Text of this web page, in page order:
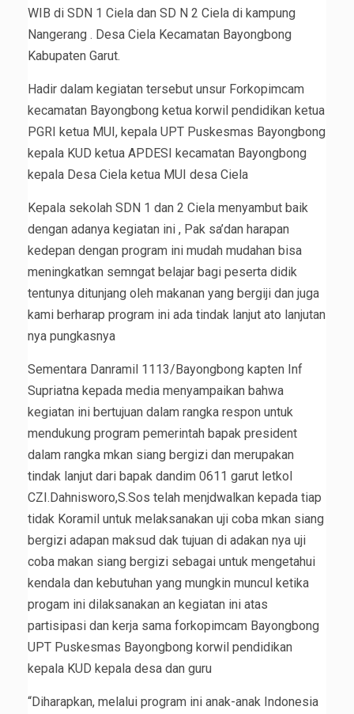
WIB di SDN 1 Ciela dan SD N 2 Ciela di kampung
Nangerang . Desa Ciela Kecamatan Bayongbong
Kabupaten Garut.
Hadir dalam kegiatan tersebut unsur Forkopimcam
kecamatan Bayongbong ketua korwil pendidikan ketua
PGRI ketua MUI, kepala UPT Puskesmas Bayongbong
kepala KUD ketua APDESI kecamatan Bayongbong
kepala Desa Ciela ketua MUI desa Ciela
Kepala sekolah SDN 1 dan 2 Ciela menyambut baik
dengan adanya kegiatan ini , Pak sa’dan harapan
kedepan dengan program ini mudah mudahan bisa
meningkatkan semngat belajar bagi peserta didik
tentunya ditunjang oleh makanan yang bergiji dan juga
kami berharap program ini ada tindak lanjut ato lanjutan
nya pungkasnya
Sementara Danramil 1113/Bayongbong kapten Inf
Supriatna kepada media menyampaikan bahwa
kegiatan ini bertujuan dalam rangka respon untuk
mendukung program pemerintah bapak president
dalam rangka mkan siang bergizi dan merupakan
tindak lanjut dari bapak dandim 0611 garut letkol
CZI.Dahnisworo,S.Sos telah menjdwalkan kepada tiap
tidak Koramil untuk melaksanakan uji coba mkan siang
bergizi adapan maksud dak tujuan di adakan nya uji
coba makan siang bergizi sebagai untuk mengetahui
kendala dan kebutuhan yang mungkin muncul ketika
progam ini dilaksanakan an kegiatan ini atas
partisipasi dan kerja sama forkopimcam Bayongbong
UPT Puskesmas Bayongbong korwil pendidikan
kepala KUD kepala desa dan guru
“Diharapkan, melalui program ini anak-anak Indonesia